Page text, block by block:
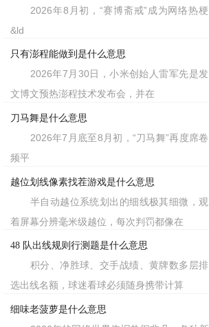
2026年8月初，“赛博斋戒”成为网络热梗
&ld
只有澎程能做到是什么意思
2026年7月30日，小米创始人雷军先是发
文博文预热澎程技术发布会，并在
刀马舞是什么意思
2026年7月底至8月初，“刀马舞”再度席
频平
越位划线像素找茬游戏是什么意思
半自动越位系统划出的细线极其细微，
着屏幕分辨毫米级越位，每次判罚都像在
48 队出线规则行测题是什么意思
积分、净胜球、交手战绩、黄牌数多层
选出线名额，球迷看球必须随身携带计算
细味老菠萝是什么意思